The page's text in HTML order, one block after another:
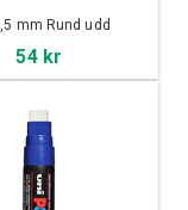
mm Rund udd
54 kr